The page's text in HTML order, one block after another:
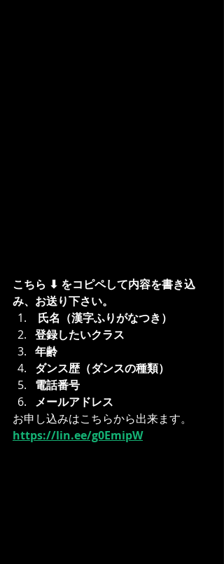
こちら ⬇︎ をコピペして内容を書き込
み、お送り下さい。
氏名（漢字ふりがなつき）
登録したいクラス
年齢
ダンス歴（ダンスの種類）
電話番号
メールアドレス
お申し込みはこちらから出来ます。
https://lin.ee/g0EmipW